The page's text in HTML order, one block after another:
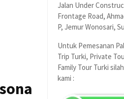
Jalan Under
Frontage Road,
P, Jemur Wonosari,
Untuk Pemesanan
Trip Turki, Private
Family Tour Turki
kami :